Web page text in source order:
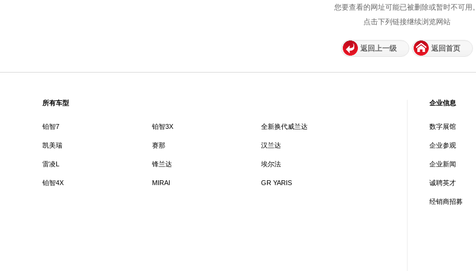
您要查看的网址可能已被删除或暂时不可用。
点击下列链接继续浏览网站
返回上一级 返回首页
所有车型
铂智7 铂智3X 全新换代威兰达
凯美瑞 赛那 汉兰达
雷凌L 锋兰达 埃尔法
铂智4X MIRAI GR YARIS
企业信息
数字展馆
企业参观
企业新闻
诚聘英才
经销商招募